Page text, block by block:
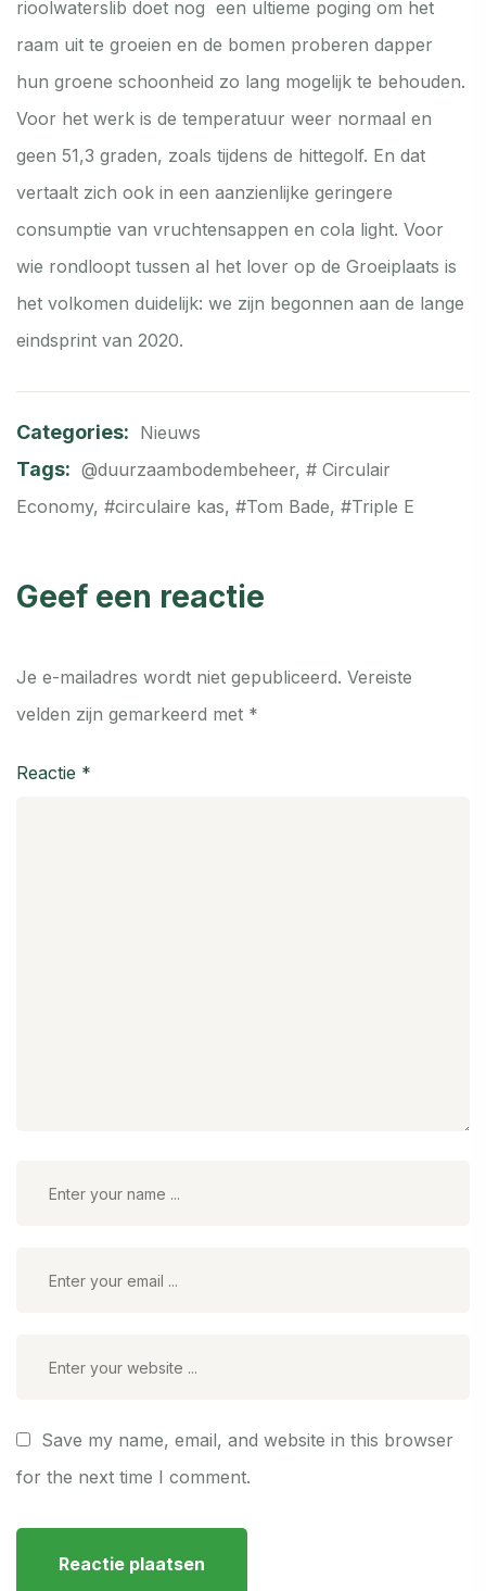
rioolwaterslib doet nog een ultieme poging om het
raam uit te groeien en de bomen proberen dapper
hun groene schoonheid zo lang mogelijk te behouden.
Voor het werk is de temperatuur weer normaal en
geen 51,3 graden, zoals tijdens de hittegolf. En dat
vertaalt zich ook in een aanzienlijke geringere
consumptie van vruchtensappen en cola light. Voor
wie rondloopt tussen al het lover op de Groeiplaats is
het volkomen duidelijk: we zijn begonnen aan de lange
eindsprint van 2020.
Categories: Nieuws
Tags: @duurzaambodembeheer, # Circulair
Economy, #circulaire kas, #Tom Bade, #Triple E
Geef een reactie
Je e-mailadres wordt niet gepubliceerd. Vereiste
velden zijn gemarkeerd met *
Reactie *
Save my name, email, and website in this browser
for the next time I comment.